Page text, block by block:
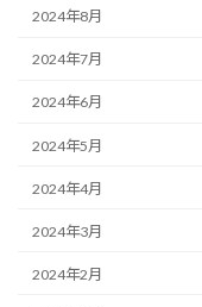
2024年8月
2024年7月
2024年6月
2024年5月
2024年4月
2024年3月
2024年2月